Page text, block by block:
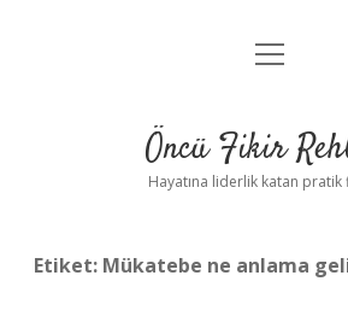
Anasayfa
Yasal Uyarı
menüyü
Öncü Fikir
Hayatına liderlik katan pratik
Etiket: Mükatebe ne anlama